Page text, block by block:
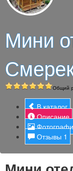
Мини
Общий
В каталог
Описание
Отзывы 1